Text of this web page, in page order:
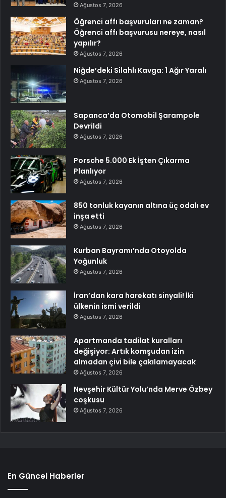
Ağustos 7, 2026
Öğrenci affı başvuruları ne zaman?
Öğrenci affı başvurusu nereye, nasıl
yapılır?
Ağustos 7, 2026
Niğde’deki Silahlı Kavga: 1 Ağır Yaralı
Ağustos 7, 2026
Sapanca’da Otomobil Şarampole
Devrildi
Ağustos 7, 2026
Porsche 5.000 Ek İşten Çıkarma
Planlıyor
Ağustos 7, 2026
850 tonluk kayanın altına üç odalı ev
inşa etti
Ağustos 7, 2026
Kurban Bayramı’nda Otoyolda
Yoğunluk
Ağustos 7, 2026
İran’dan kara harekatı sinyali! İki
ülkenin ismi verildi
Ağustos 7, 2026
Apartmanda tadilat kuralları
değişiyor: Artık komşudan izin
almadan çivi bile çakılamayacak
Ağustos 7, 2026
Nevşehir Kültür Yolu’nda Merve Özbey
coşkusu
Ağustos 7, 2026
En Güncel Haberler